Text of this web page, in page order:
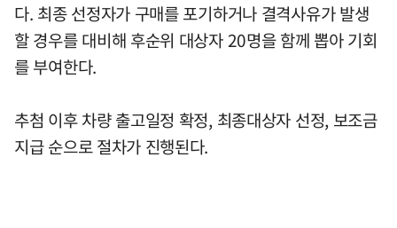
다. 최종 선정자가 구매를 포기하거나 결격사유가 발생
할 경우를 대비해 후순위 대상자 20명을 함께 뽑아 기회
를 부여한다.
추첨 이후 차량 출고일정 확정, 최종대상자 선정, 보조금
지급 순으로 절차가 진행된다.